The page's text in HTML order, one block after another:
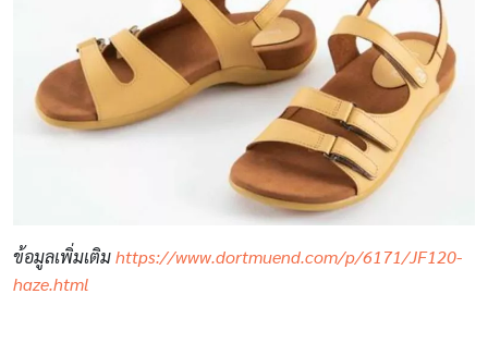
ข้อมูลเพิ่มเติมhttps://www.dortmuend.com/p/6171/JF120-
haze.html